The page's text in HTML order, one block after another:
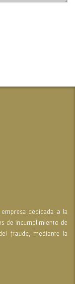
dedicada a la
de incumplimiento de
fraude, mediante la